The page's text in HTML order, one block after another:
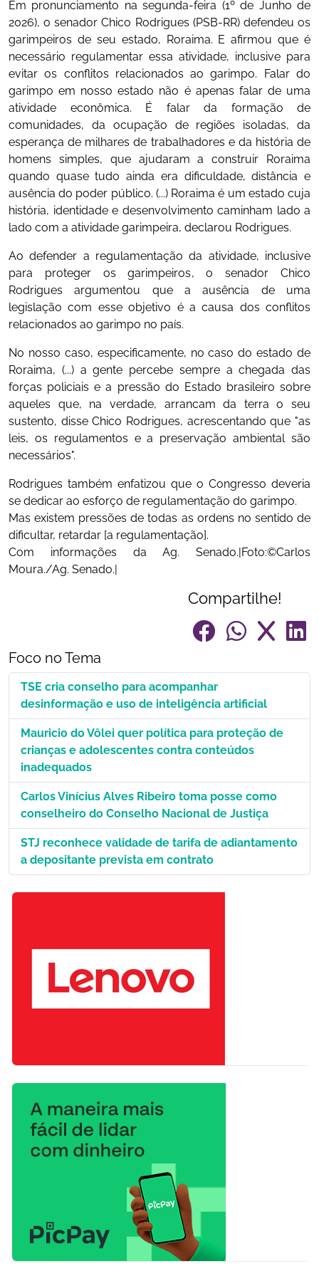
Em pronunciamento na segunda-feira (1º de Junho de
2026), o senador Chico Rodrigues (PSB-RR) defendeu os
garimpeiros de seu estado, Roraima. E afirmou que é
necessário regulamentar essa atividade, inclusive para
evitar os conflitos relacionados ao garimpo. Falar do
garimpo em nosso estado não é apenas falar de uma
atividade econômica. É falar da formação de
comunidades, da ocupação de regiões isoladas, da
esperança de milhares de trabalhadores e da história de
homens simples, que ajudaram a construir Roraima
quando quase tudo ainda era dificuldade, distância e
ausência do poder público. (...) Roraima é um estado cuja
história, identidade e desenvolvimento caminham lado a
lado com a atividade garimpeira, declarou Rodrigues.
Ao defender a regulamentação da atividade, inclusive
para proteger os garimpeiros, o senador Chico
Rodrigues argumentou que a ausência de uma
legislação com esse objetivo é a causa dos conflitos
relacionados ao garimpo no país.
No nosso caso, especificamente, no caso do estado de
Roraima, (...) a gente percebe sempre a chegada das
forças policiais e a pressão do Estado brasileiro sobre
aqueles que, na verdade, arrancam da terra o seu
sustento, disse Chico Rodrigues, acrescentando que "as
leis, os regulamentos e a preservação ambiental são
necessários".
Rodrigues também enfatizou que o Congresso deveria
se dedicar ao esforço de regulamentação do garimpo.
Mas existem pressões de todas as ordens no sentido de
dificultar, retardar [a regulamentação].
Com informações da Ag. Senado.|Foto:©Carlos
Moura./Ag. Senado.|
Compartilhe!
Foco no Tema
TSE cria conselho para acompanhar
desinformação e uso de inteligência artificial
Mauricio do Vôlei quer política para proteção de
crianças e adolescentes contra conteúdos
inadequados
Carlos Vinícius Alves Ribeiro toma posse como
conselheiro do Conselho Nacional de Justiça
STJ reconhece validade de tarifa de adiantamento
a depositante prevista em contrato